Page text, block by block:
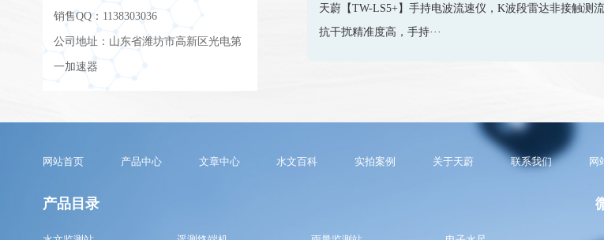
销售QQ：1138303036
公司地址：山东省潍坊市高新区光电第
一加速器
天蔚【TW-LS5+】手持电波流速仪，K波段雷达非接触测流
抗干扰精准度高，手持···
网站首页 产品中心 文章中心 水文百科 实拍案例 关于天蔚 联系我们 网
产品目录